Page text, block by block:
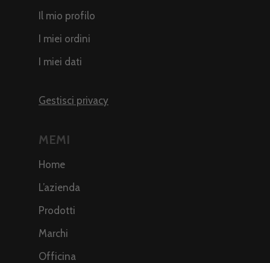
Il mio profilo
I miei ordini
I miei dati
Gestisci privacy
MEMI
Home
L’azienda
Prodotti
Marchi
Officina